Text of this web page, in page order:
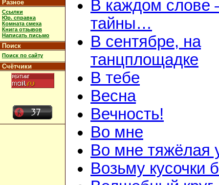
Разное
Ссылки
Юр. справка
Комната смеха
Книга отзывов
Написать письмо
Поиск
Поиск по сайту
Счётчики
В каждом слове
тайны…
В сентябре, на
танцплощадке
В тебе
Весна
Вечность!
Во мне
Во мне тяжёлая
Возьму кусочки